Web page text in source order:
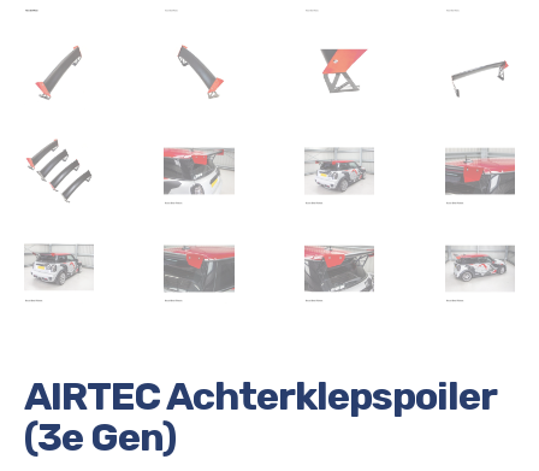
AIRTEC Achterklepspoiler
(3e Gen)